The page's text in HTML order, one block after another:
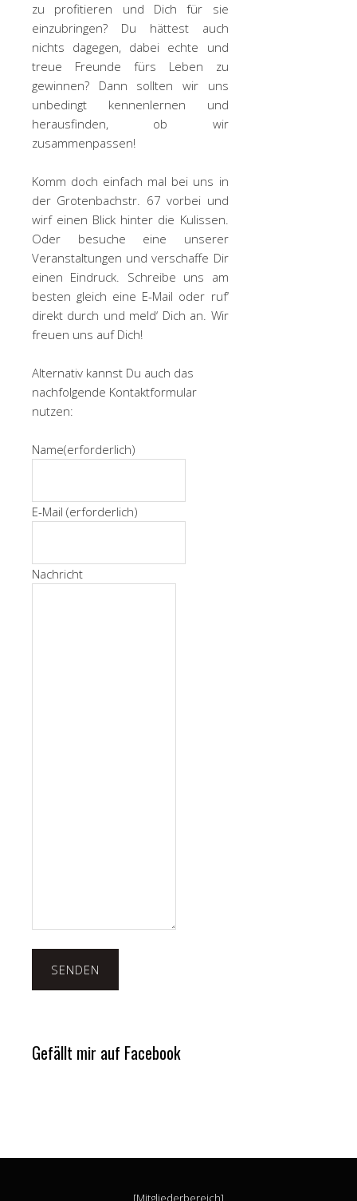
zu profitieren und Dich für sie
einzubringen? Du hättest auch
nichts dagegen, dabei echte und
treue Freunde fürs Leben zu
gewinnen? Dann sollten wir uns
unbedingt kennenlernen und
herausfinden, ob wir
zusammenpassen!
Komm doch einfach mal bei uns in
der Grotenbachstr. 67 vorbei und
wirf einen Blick hinter die Kulissen.
Oder besuche eine unserer
Veranstaltungen und verschaffe Dir
einen Eindruck. Schreibe uns am
besten gleich eine E-Mail oder ruf‘
direkt durch und meld‘ Dich an. Wir
freuen uns auf Dich!
Alternativ kannst Du auch das
nachfolgende Kontaktformular
nutzen:
Name(erforderlich)
E-Mail (erforderlich)
Nachricht
SENDEN
Gefällt mir auf Facebook
[Mitgliederbereich]